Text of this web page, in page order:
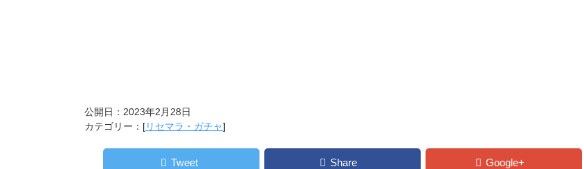
公開日： 2023年2月28日
カテゴリー：[リセマラ・ガチャ]
Tweet Share Google+